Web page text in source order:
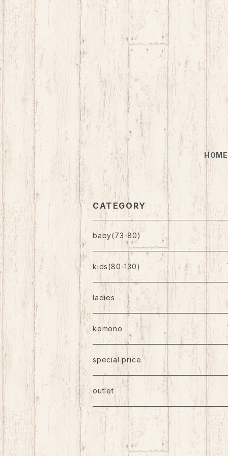
HOME
CATEGORY
baby(73-80)
kids(80-130)
トップス
ボトムス
ワンピース
ladies
komono
帽子
靴下
バッグ
アクセサリー
special price
outlet